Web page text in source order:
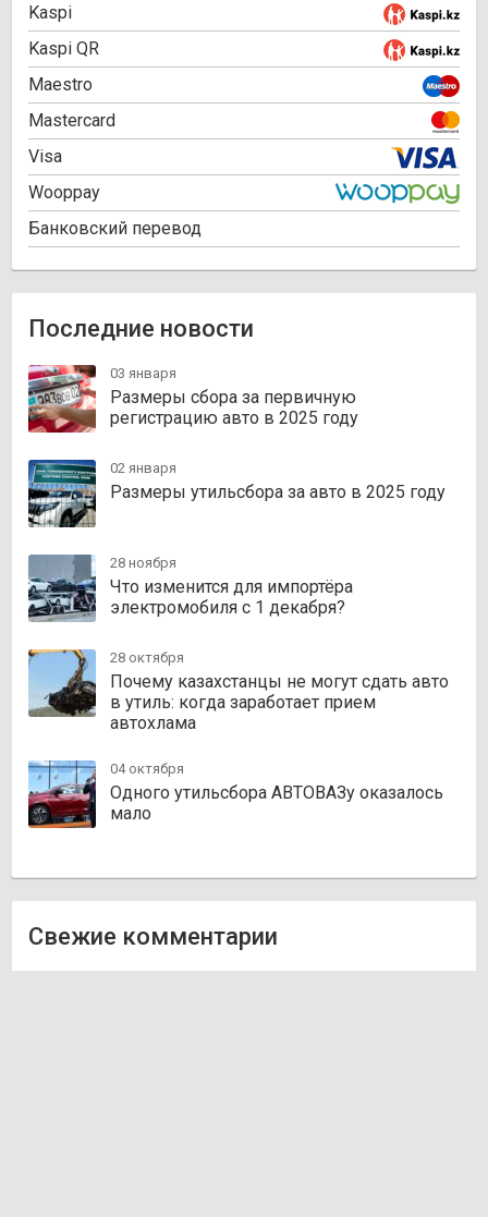
Kaspi
Kaspi QR
Maestro
Mastercard
Visa
Wooppay
Банковский перевод
Последние новости
03 января
Размеры сбора за первичную
регистрацию авто в 2025 году
02 января
Размеры утильсбора за авто в 2025 году
28 ноября
Что изменится для импортёра
электромобиля с 1 декабря?
28 октября
Почему казахстанцы не могут сдать авто
в утиль: когда заработает прием
автохлама
04 октября
Одного утильсбора АВТОВАЗу оказалось
мало
Свежие комментарии